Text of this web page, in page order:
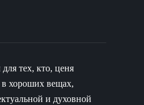
тех, кто, ценя
в хороших вещах,
и духовной